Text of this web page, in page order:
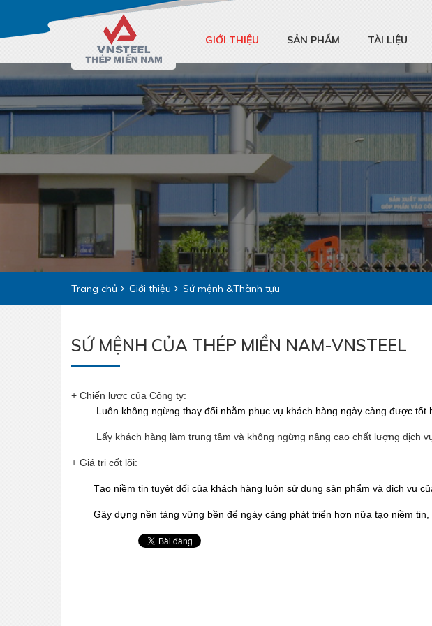
GIỚI THIỆU SẢN PHẨM TÀI LIỆU
Trang chủ Giới thiệu Sứ mệnh &Thành tựu
SỨ MỆNH CỦA THÉP MIỀN NAM-VNSTEEL
+ Chiến lược của Công ty:
Luôn không ngừng thay đổi nhằm phục vụ khách hàng ngày càng được tốt
Lấy khách hàng làm trung tâm và không ngừng nâng cao chất lượng dịch
+ Giá trị cốt lõi:
Tạo niềm tin tuyệt đối của khách hàng luôn sử dụng sản phẩm và dịch vụ
Gây dựng nền tảng vững bền để ngày càng phát triển hơn nữa tạo niềm tin,